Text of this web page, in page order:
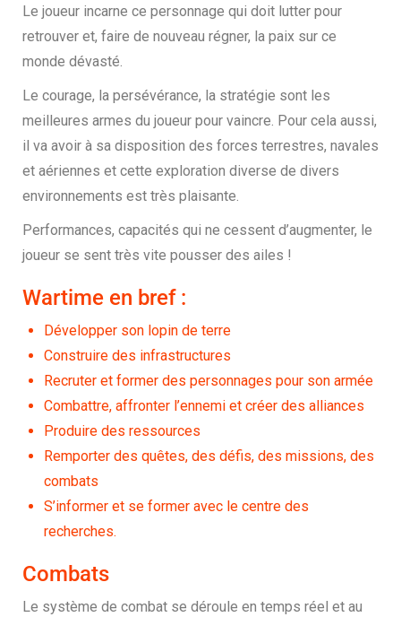
Le joueur incarne ce personnage qui doit lutter pour
retrouver et, faire de nouveau régner, la paix sur ce
monde dévasté.
Le courage, la persévérance, la stratégie sont les
meilleures armes du joueur pour vaincre. Pour cela aussi,
il va avoir à sa disposition des forces terrestres, navales
et aériennes et cette exploration diverse de divers
environnements est très plaisante.
Performances, capacités qui ne cessent d’augmenter, le
joueur se sent très vite pousser des ailes !
Wartime en bref :
Développer son lopin de terre
Construire des infrastructures
Recruter et former des personnages pour son armée
Combattre, affronter l’ennemi et créer des alliances
Produire des ressources
Remporter des quêtes, des défis, des missions, des
combats
S’informer et se former avec le centre des
recherches.
Combats
Le système de combat se déroule en temps réel et au